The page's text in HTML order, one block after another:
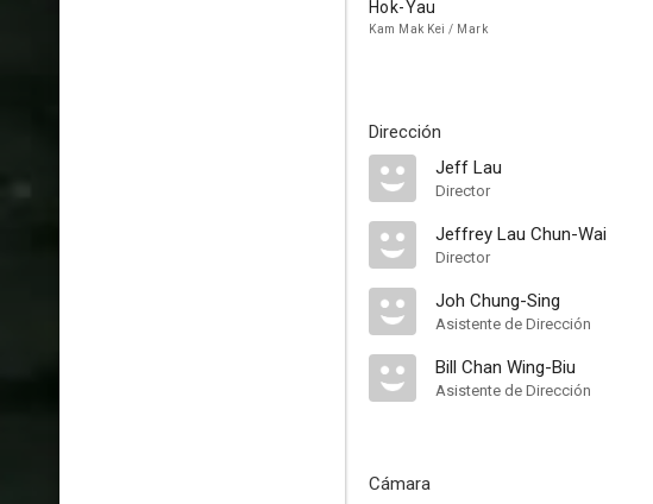
Hok-Yau
Kam Mak Kei / Mark
Dirección
Jeff Lau
Director
Jeffrey Lau Chun-Wai
Director
Joh Chung-Sing
Asistente de Dirección
Bill Chan Wing-Biu
Asistente de Dirección
Cámara